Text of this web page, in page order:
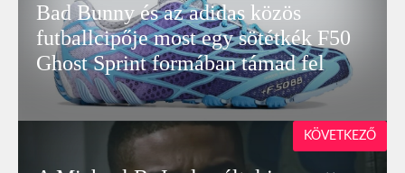
Bad Bunny és az adidas közös
futballcipője most egy sötétkék F50
Ghost Sprint formában támad fel
KÖVETKEZŐ